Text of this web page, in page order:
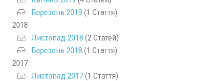
Березень 2019 (1 Стаття)
2018
Листопад 2018 (2 Статей)
Березень 2018 (1 Стаття)
2017
Листопад 2017 (1 Стаття)